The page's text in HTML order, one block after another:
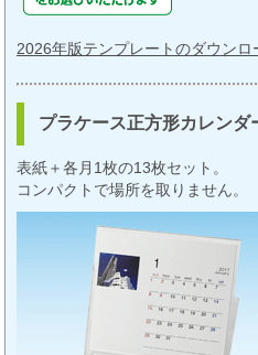
2026年版テンプレートのダウンロ
プラケース正方形カレンダ
表紙＋各月1枚の13枚セット。
コンパクトで場所を取りません。